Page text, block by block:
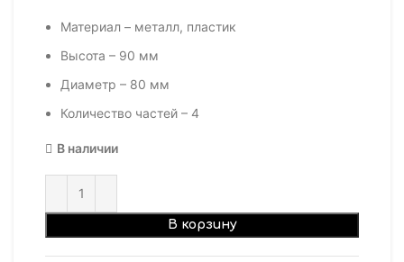
Материал – металл, пластик
Высота – 90 мм
Диаметр – 80 мм
Количество частей – 4
В наличии
В корзину